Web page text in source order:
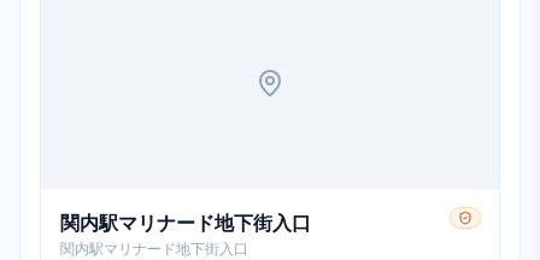
関内駅マリナード地下街入口
関内駅マリナード地下街入口